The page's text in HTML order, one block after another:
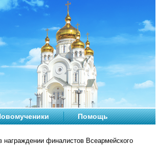
Помощь
награждении финалистов Всеармейского